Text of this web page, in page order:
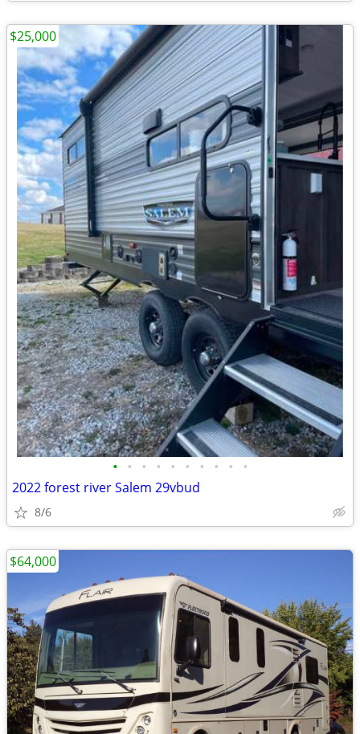
• • • • • • • • • •
2022 forest river Salem 29vbud
8/6
$25,000
$64,000